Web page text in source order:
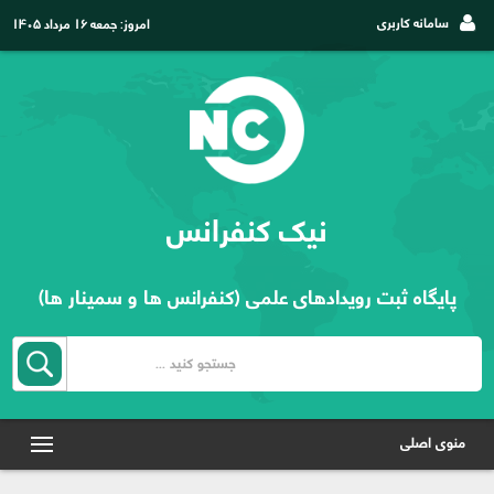
سامانه کاربری امروز:جمعه ۱۶ مرداد ۱۴۰۵
نیک کنفرانس
پایگاه ثبت رویدادهای علمی (کنفرانس ها و سمینار ها)
منوی اصلی